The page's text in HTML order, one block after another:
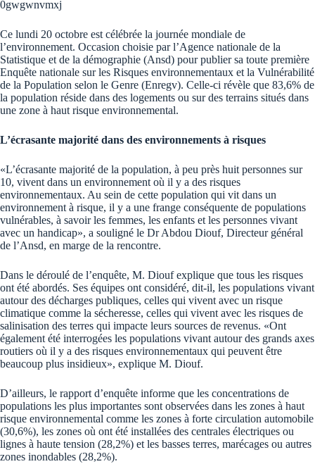
Ce lundi 20 octobre est célébrée la journée mondiale de
l’environnement. Occasion choisie par l’Agence nationale de la
Statistique et de la démographie (Ansd) pour publier sa toute première
Enquête nationale sur les Risques environnementaux et la Vulnérabilité
de la Population selon le Genre (Enregv). Celle-ci révèle que 83,6% de
la population réside dans des logements ou sur des terrains situés dans
une zone à haut risque environnemental.
L’écrasante majorité dans des environnements à risques
«L’écrasante majorité de la population, à peu près huit personnes sur
10, vivent dans un environnement où il y a des risques
environnementaux. Au sein de cette population qui vit dans un
environnement à risque, il y a une frange conséquente de populations
vulnérables, à savoir les femmes, les enfants et les personnes vivant
avec un handicap», a souligné le Dr Abdou Diouf, Directeur général
de l’Ansd, en marge de la rencontre.
Dans le déroulé de l’enquête, M. Diouf explique que tous les risques
ont été abordés. Ses équipes ont considéré, dit-il, les populations vivant
autour des décharges publiques, celles qui vivent avec un risque
climatique comme la sécheresse, celles qui vivent avec les risques de
salinisation des terres qui impacte leurs sources de revenus. «Ont
également été interrogées les populations vivant autour des grands axes
routiers où il y a des risques environnementaux qui peuvent être
beaucoup plus insidieux», explique M. Diouf.
D’ailleurs, le rapport d’enquête informe que les concentrations de
populations les plus importantes sont observées dans les zones à haut
risque environnemental comme les zones à forte circulation automobile
(30,6%), les zones où ont été installées des centrales électriques ou
lignes à haute tension (28,2%) et les basses terres, marécages ou autres
zones inondables (28,2%).